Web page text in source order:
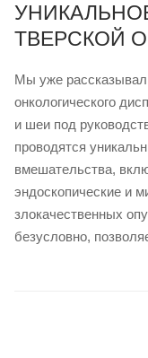
ТВЕРСКОЙ
Мы уже
онкологического
и шеи под
проводятся
вмешательства,
эндоскопические и
злокачественных
безусловно,